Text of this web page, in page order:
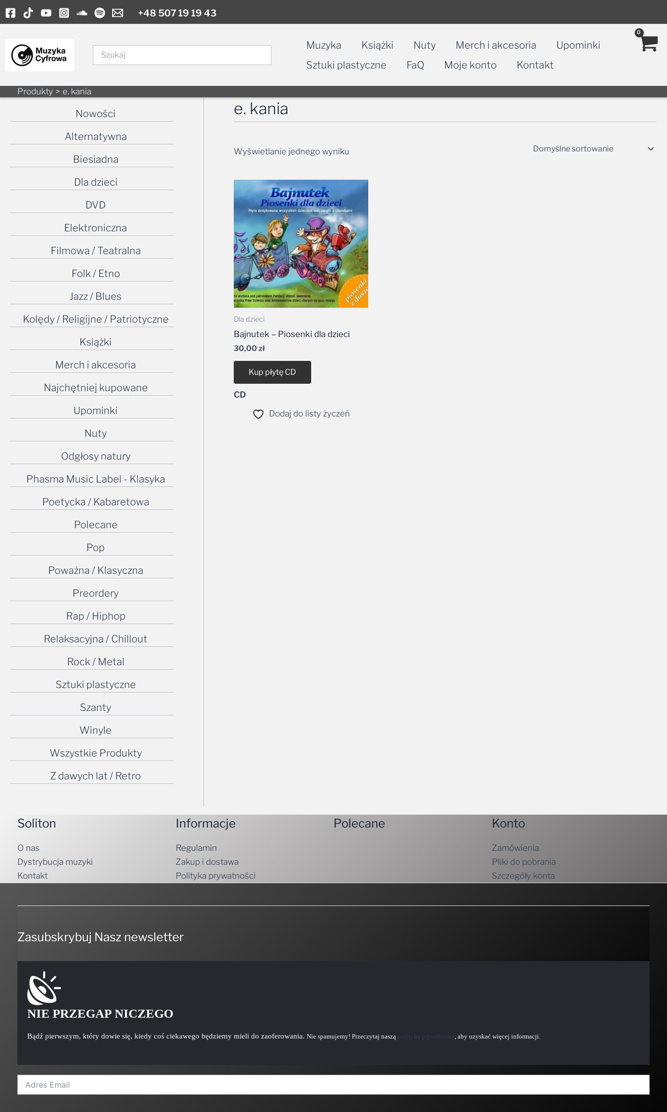
Skip
to
+48 507 19 19 43
Muzyka Książki Nuty Merch i akcesoria
Upominki
Sztuki plastyczne
FaQ Moje konto Kontakt
Produkty e. kania
Nowości
Alternatywna
Biesiadna
Dla dzieci
DVD
Elektroniczna
Filmowa / Teatralna
Folk / Etno
Jazz / Blues
Kolędy / Religijne / Patriotyczne
Książki
Merch i akcesoria
Najchętniej kupowane
Upominki
Nuty
Odgłosy natury
Phasma Music Label - Klasyka
Poetycka / Kabaretowa
Polecane
Pop
Poważna / Klasyczna
Preordery
Rap / Hiphop
Relaksacyjna / Chillout
Rock / Metal
Sztuki plastyczne
Szanty
Winyle
Wszystkie Produkty
Z dawych lat / Retro
e. kania
Wyświetlanie jednego wyniku
Dla dzieci
Bajnutek – Piosenki dla dzieci
30,00zł
Kup płytę CD
CD
Dodaj do listy życzeń
Soliton
O nas
Dystrybucja muzyki
Kontakt
Informacje
Regulamin
Zakup i dostawa
Polityka prywatności
Polecane Konto
Zamówienia
Pliki do pobrania
Szczegóły konta
Zasubskrybuj Nasz newsletter
NIE PRZEGAP NICZEGO
Bądź pierwszym, który dowie się, kiedy coś ciekawego będziemy mieli do zaoferowania. Nie spamujemy! Przeczytaj naszą politykę prywatności, aby uzyskać więcej informacji.